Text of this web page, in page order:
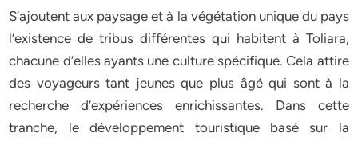
S’ajoutent aux paysage et à la végétation unique du pays
l’existence de tribus différentes qui habitent à Toliara,
chacune d’elles ayants une culture spécifique. Cela attire
des voyageurs tant jeunes que plus âgé qui sont à la
recherche d’expériences enrichissantes. Dans cette
tranche, le développement touristique basé sur la